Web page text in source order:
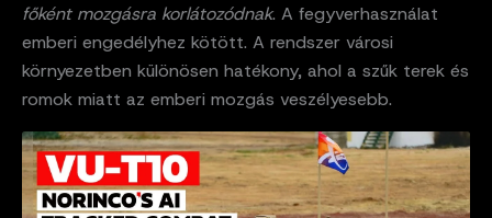
főként mozgásra korlátozódnak. A fegyverhasználat
emberi engedélyhez kötött. A rendszer városi
környezetben különösen hatékony, ahol a szűk terek és
romok miatt az emberi mozgás veszélyesebb.